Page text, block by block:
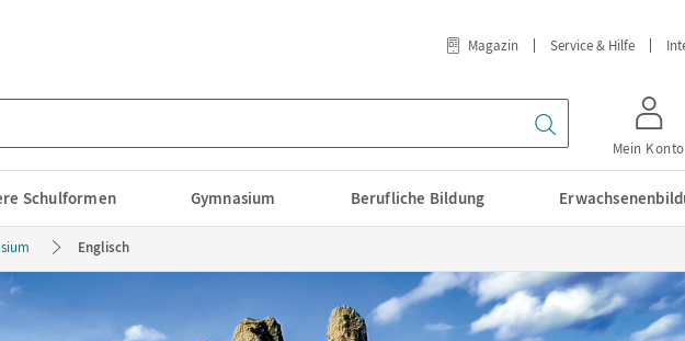
Magazin Service & Hilfe
Mein Konto
Schulformen Gymnasium Berufliche Bildung
Englisch